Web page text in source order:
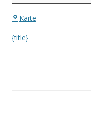
Karte
{title}